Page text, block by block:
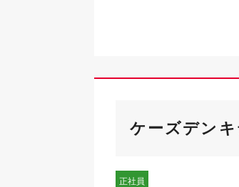
ケーズデン
正社員